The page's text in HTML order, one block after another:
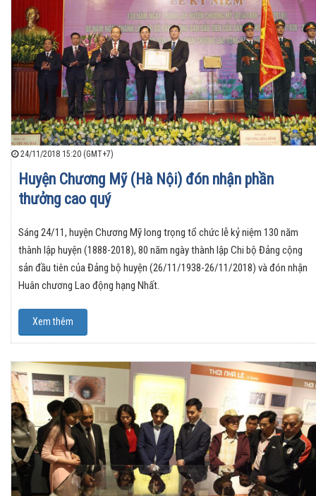
24/11/2018 15:20 (GMT+7)
Huyện Chương Mỹ (Hà Nội) đón nhận phần
thưởng cao quý
Sáng 24/11, huyện Chương Mỹ long trọng tổ chức lễ kỷ niệm 130 năm
thành lập huyện (1888-2018), 80 năm ngày thành lập Chi bộ Đảng cộng
sản đầu tiên của Đảng bộ huyện (26/11/1938-26/11/2018) và đón nhận
Huân chương Lao động hạng Nhất.
Xem thêm